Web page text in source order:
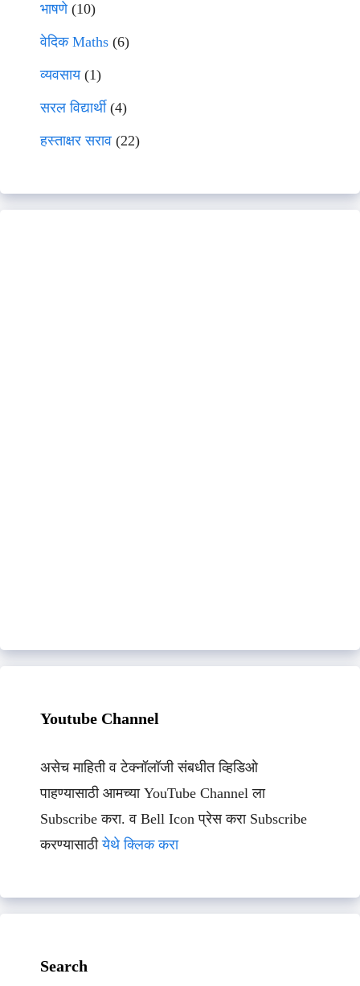
भाषणे(10)
वेदिक Maths (6)
व्यवसाय(1)
सरल विद्यार्थी(4)
हस्ताक्षर सराव (22)
Youtube Channel
असेच माहिती व टेक्नॉलॉजी संबधीत व्हिडिओ
पाहण्यासाठी आमच्या YouTube Channel ला
Subscribe करा. व Bell Icon प्रेस करा Subscribe
करण्यासाठीयेथे क्लिक करा
Search